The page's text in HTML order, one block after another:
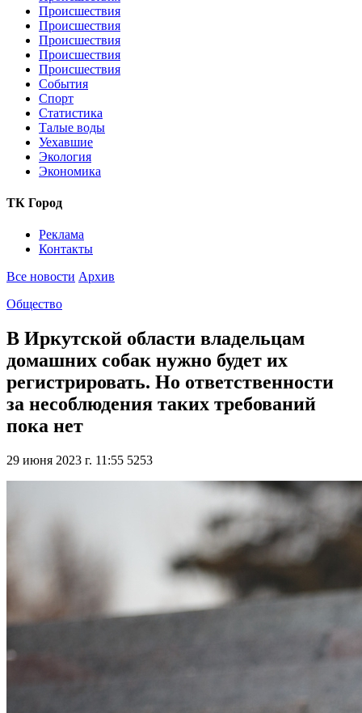
Происшествия
Происшествия
Происшествия
Происшествия
Происшествия
События
Спорт
Статистика
Талые воды
Уехавшие
Экология
Экономика
ТК Город
Реклама
Контакты
Все новости Архив
Общество
В Иркутской области владельцам
домашних собак нужно будет их
регистрировать. Но ответственности
за несоблюдения таких требований
пока нет
29 июня 2023 г. 11:55 5253